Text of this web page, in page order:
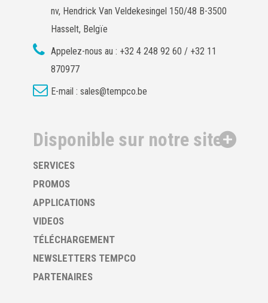
nv, Hendrick Van Veldekesingel 150/48 B-3500
Hasselt, Belgïe
Appelez-nous au : +32 4 248 92 60 / +32 11
870977
E-mail : sales@tempco.be
Disponible sur notre site
SERVICES
PROMOS
APPLICATIONS
VIDEOS
TÉLÉCHARGEMENT
NEWSLETTERS TEMPCO
PARTENAIRES